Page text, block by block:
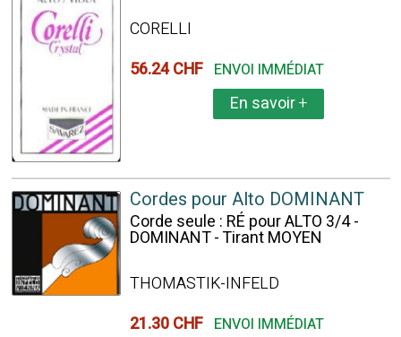
CORELLI
56.24 CHF ENVOI IMMÉDIAT
En savoir+
Cordes pour Alto DOMINANT
Corde seule : RÉ pour ALTO 3/4 -
DOMINANT - Tirant MOYEN
THOMASTIK-INFELD
21.30 CHF ENVOI IMMÉDIAT